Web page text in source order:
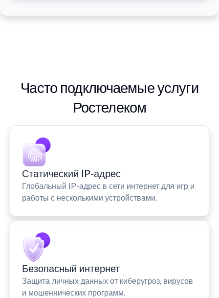
Часто подключаемые услуги
Ростелеком
Статический IP-адрес
Глобальный IP-адрес в сети интернет для игр и
работы с несколькими устройствами.
Безопасный интернет
Защита личных данных от киберугроз, вирусов
и мошеннических программ.